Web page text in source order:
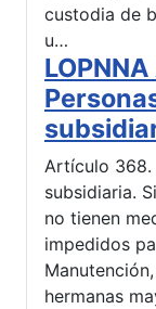
custodia de
u…
Artículo 368.
subsidiaria.
no tienen
impedidos
hermanas